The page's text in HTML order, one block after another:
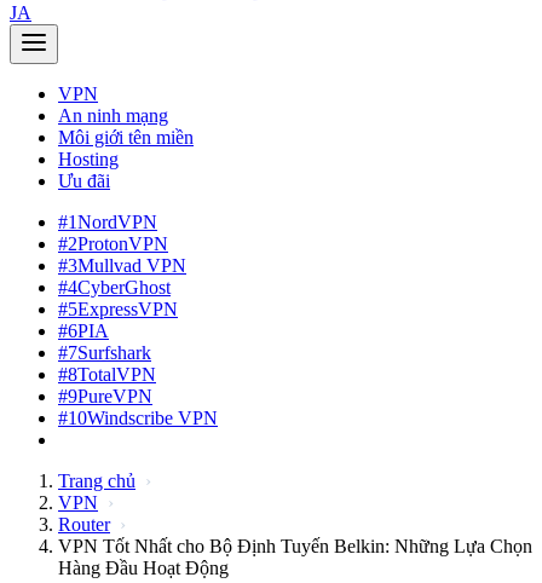
JA
VPN
An ninh mạng
Môi giới tên miền
Hosting
Ưu đãi
#1NordVPN
#2ProtonVPN
#3Mullvad VPN
#4CyberGhost
#5ExpressVPN
#6PIA
#7Surfshark
#8TotalVPN
#9PureVPN
#10Windscribe VPN
Trang chủ
VPN
Router
VPN Tốt Nhất cho Bộ Định Tuyến Belkin: Những Lựa Chọn
Hàng Đầu Hoạt Động